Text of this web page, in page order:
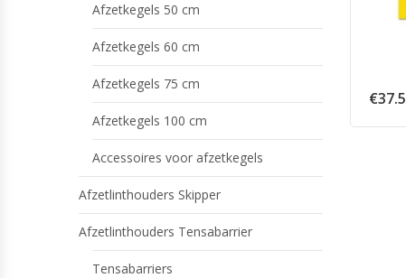
€
Afzetkegels 50 cm
Afzetkegels 60 cm
Afzetkegels 75 cm
Afzetkegels 100 cm
Accessoires voor afzetkegels
Afzetlinthouders Skipper
Afzetlinthouders Tensabarrier
Tensabarriers